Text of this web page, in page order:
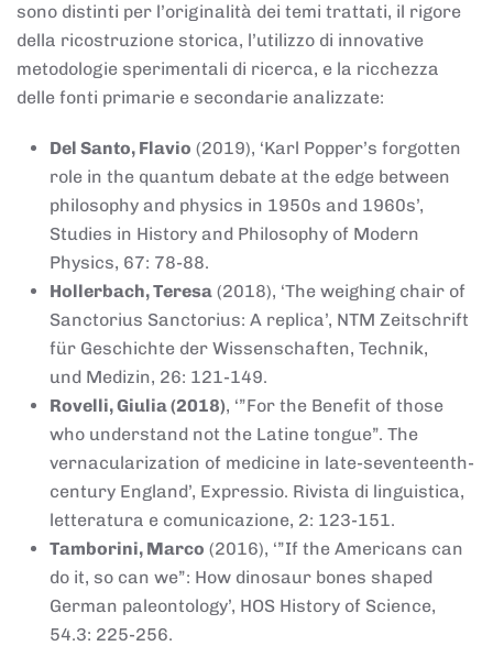
sono distinti per l’originalità dei temi trattati, il rigore
della ricostruzione storica, l’utilizzo di innovative
metodologie sperimentali di ricerca, e la ricchezza
delle fonti primarie e secondarie analizzate:
Del Santo, Flavio (2019), ‘Karl Popper’s forgotten
role in the quantum debate at the edge between
philosophy and physics in 1950s and 1960s’,
Studies in History and Philosophy of Modern
Physics, 67: 78-88.
Hollerbach, Teresa (2018), ‘The weighing chair of
Sanctorius Sanctorius: A replica’, NTM Zeitschrift
für Geschichte der Wissenschaften, Technik,
und Medizin, 26: 121-149.
Rovelli, Giulia (2018), ‘”For the Benefit of those
who understand not the Latine tongue”. The
vernacularization of medicine in late-seventeenth-
century England’, Expressio. Rivista di linguistica,
letteratura e comunicazione, 2: 123-151.
Tamborini, Marco (2016), ‘”If the Americans can
do it, so can we”: How dinosaur bones shaped
German paleontology’, HOS History of Science,
54.3: 225-256.